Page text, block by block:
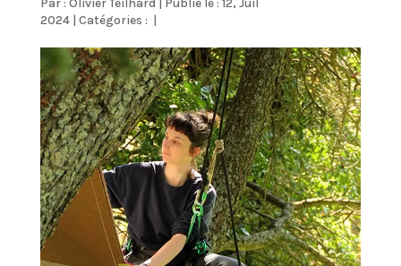
Par : Olivier Teilhard | Publié le : 12, Juil
2024 | Catégories : |